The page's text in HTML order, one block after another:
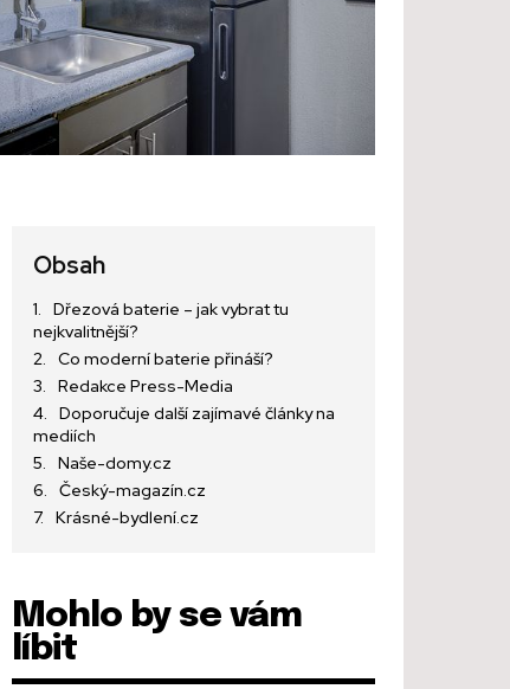
Obsah
Dřezová baterie – jak vybrat tu
nejkvalitnější?
Co moderní baterie přináší?
Redakce Press-Media
Doporučuje další zajímavé články na
mediích
Naše-domy.cz
Český-magazín.cz
Krásné-bydlení.cz
Mohlo by se vám
líbit